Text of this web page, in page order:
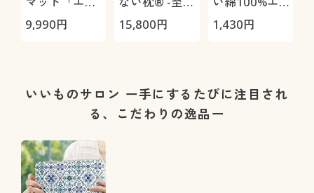
ージョブ®」
9,990円
極-
15,800円
プロン
1,430円
いいものサロン ー手にするたびに注目され
る、こだわりの逸品ー